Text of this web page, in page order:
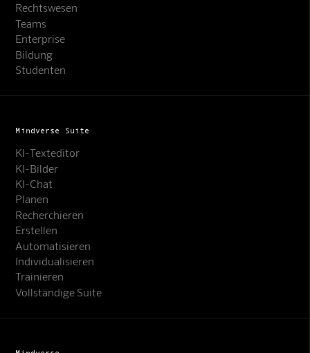
Rechtswesen
Teams
Enterprise
Bildung
Studenten
Mindverse Suite
KI-Texteditor
KI-Bilder
KI-Chat
Planen
Recherchieren
Erstellen
Automatisieren
Individualisieren
Trainieren
Vollständige Suite